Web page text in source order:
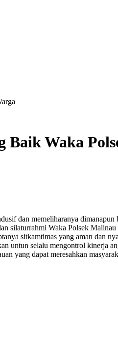
Baik Waka
dan memeliharanya dimanapun
silaturrahmi Waka Polsek
sitkamtimas yang aman dan
selalu mengontrol kinerja
yang dapat meresahkan